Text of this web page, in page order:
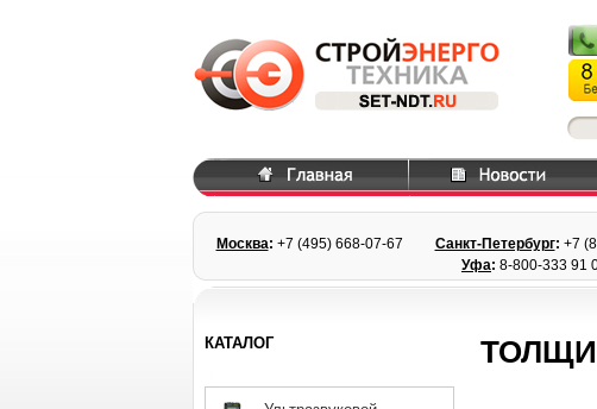
Москва: +7 (495) 668-07-67 Санкт-Петербург: +7
Уфа: 8-800-333 91
КАТАЛОГ